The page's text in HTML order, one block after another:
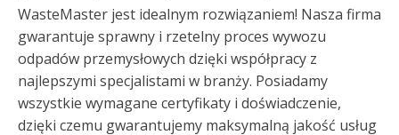
WasteMaster jest idealnym rozwiązaniem! Nasza firma
gwarantuje sprawny i rzetelny proces wywozu
odpadów przemysłowych dzięki współpracy z
najlepszymi specjalistami w branży. Posiadamy
wszystkie wymagane certyfikaty i doświadczenie,
dzięki czemu gwarantujemy maksymalną jakość usług